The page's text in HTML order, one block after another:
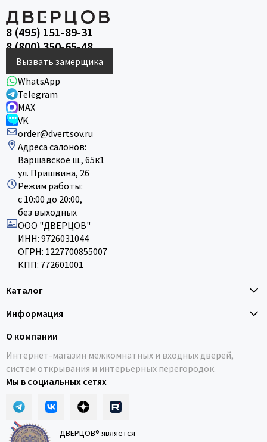
8 (495) 151-89-31
8 (800) 350-65-48
Вызвать замерщика
WhatsApp
Telegram
MAX
VK
order@dvertsov.ru
Адреса салонов:
Варшавское ш., 65к1
ул. Пришвина, 26
Режим работы:
с 10:00 до 20:00,
без выходных
ООО "ДВЕРЦОВ"
ИНН: 9726031044
ОГРН: 1227700855007
КПП: 772601001
Каталог
Информация
О компании
Интернет-магазин межкомнатных и входных дверей,
систем открывания и интерьерных перегородок.
Мы в социальных сетях
ДВЕРЦОВ® является